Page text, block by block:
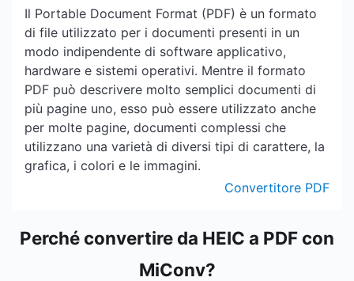
Il Portable Document Format (PDF) è un formato
di file utilizzato per i documenti presenti in un
modo indipendente di software applicativo,
hardware e sistemi operativi. Mentre il formato
PDF può descrivere molto semplici documenti di
più pagine uno, esso può essere utilizzato anche
per molte pagine, documenti complessi che
utilizzano una varietà di diversi tipi di carattere, la
grafica, i colori e le immagini.
Convertitore PDF
Perché convertire da HEIC a PDF con
MiConv?